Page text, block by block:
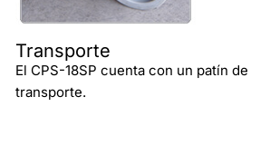
Transporte
El CPS-18SP cuenta con un patín de
transporte.